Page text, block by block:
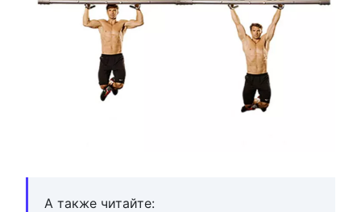
А также читайте: